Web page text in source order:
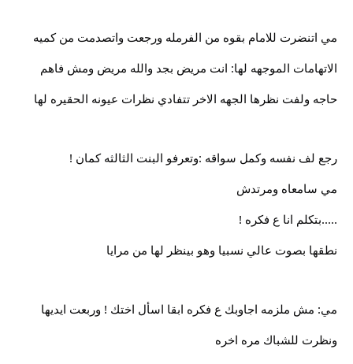
مي اتنضرت للامام بقوه من الفرمله ورجعت واتصدمت من كميه
الاتهامات الموجهه لها: انت مريض بجد والله مريض ومش فاهم
حاجه ولفت نظرها الجهه الاخر تتفادي نظرات عيونه الحقيره لها
رجع لف نفسه وكمل سواقه :وتعرفو البنت الثالثه كمان !
مي سامعاه ومرتدش
.....بتكلم انا ع فكره !
نطقها بصوت عالي نسبيا وهو بينظر لها من مرايا
مي: مش ملزمه اجاوبك ع فكره ابقا اسأل اختك ! وربعت ايديها
ونظرت للشباك مره اخره